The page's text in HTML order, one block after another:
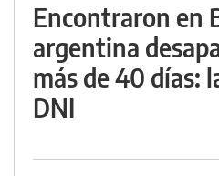
Encontraron en
argentina
más de 40 días:
DNI